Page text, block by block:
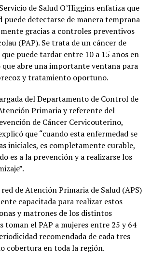
de Salud O’Higgins enfatiza que
puede detectarse de manera temprana
gracias a controles preventivos
(PAP). Se trata de un cáncer de
puede tardar entre 10 a 15 años en
abre una importante ventana para
y tratamiento oportuno.
del Departamento de Control de
Primaria y referente del
de Cáncer Cervicouterino,
que “cuando esta enfermedad se
iniciales, es completamente curable,
es a la prevención y a realizarse los
de Atención Primaria de Salud (APS)
capacitada para realizar estos
y matrones de los distintos
toman el PAP a mujeres entre 25 y 64
recomendada de cada tres
cobertura en toda la región.